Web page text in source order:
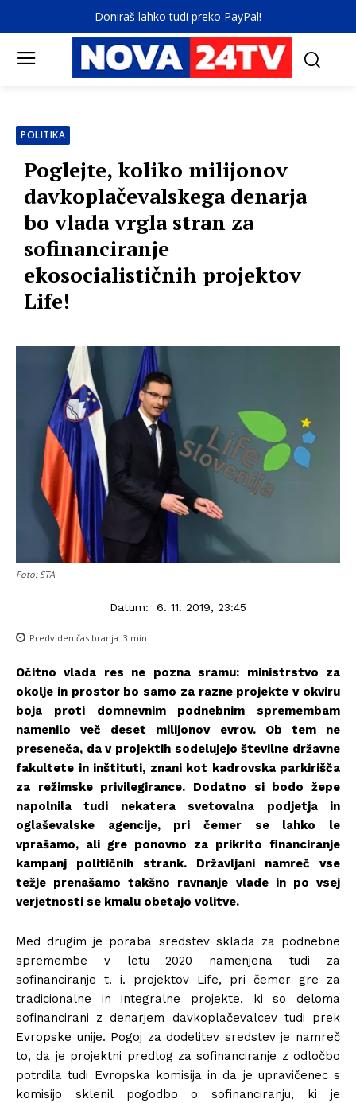
Doniraš lahko tudi preko PayPal!
POLITIKA
Poglejte, koliko milijonov
davkoplačevalskega denarja
bo vlada vrgla stran za
sofinanciranje
ekosocialističnih projektov
Life!
Foto: STA
Datum: 6. 11. 2019, 23:45
Predviden čas branja: 3 min.
Očitno vlada res ne pozna sramu: ministrstvo za
okolje in prostor bo samo za razne projekte v okviru
boja proti domnevnim podnebnim spremembam
namenilo več deset milijonov evrov. Ob tem ne
preseneča, da v projektih sodelujejo številne državne
fakultete in inštituti, znani kot kadrovska parkirišča
za režimske privilegirance. Dodatno si bodo žepe
napolnila tudi nekatera svetovalna podjetja in
oglaševalske agencije, pri čemer se lahko le
vprašamo, ali gre ponovno za prikrito financiranje
kampanj političnih strank. Državljani namreč vse
težje prenašamo takšno ravnanje vlade in po vsej
verjetnosti se kmalu obetajo volitve.
Med drugim je poraba sredstev sklada za podnebne
spremembe v letu 2020 namenjena tudi za
sofinanciranje t. i. projektov Life, pri čemer gre za
tradicionalne in integralne projekte, ki so deloma
sofinancirani z denarjem davkoplačevalcev tudi prek
Evropske unije. Pogoj za dodelitev sredstev je namreč
to, da je projektni predlog za sofinanciranje z odločbo
potrdila tudi Evropska komisija in da je upravičenec s
komisijo sklenil pogodbo o sofinanciranju, ki je